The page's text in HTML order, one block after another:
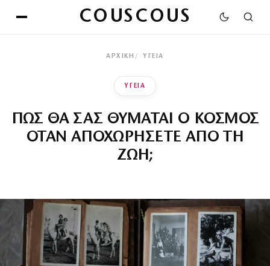
COUSCOUS
ΑΡΧΙΚΉ ΥΓΕΙΑ
ΥΓΕΙΑ
ΠΩΣ ΘΑ ΣΑΣ ΘΥΜΑΤΑΙ Ο ΚΟΣΜΟΣ
ΟΤΑΝ ΑΠΟΧΩΡΗΣΕΤΕ ΑΠΟ ΤΗ
ΖΩΗ;